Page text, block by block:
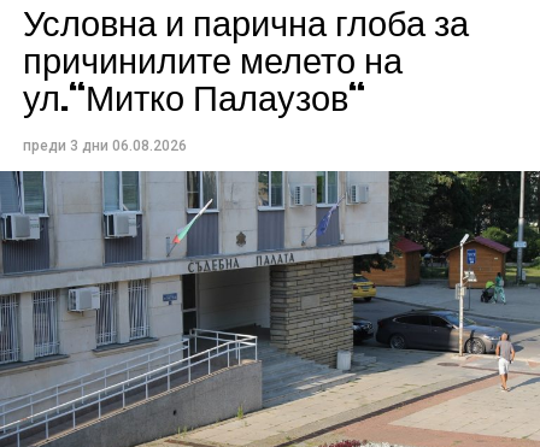
Условна и парична глоба за
причинилите мелето на
ул.“Митко Палаузов“
преди 3 дни 06.08.2026